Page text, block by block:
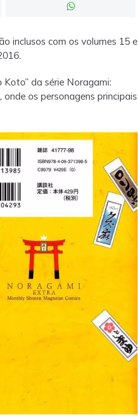
inclusos com os volumes 15 e
da série Noragami:
os personagens principais